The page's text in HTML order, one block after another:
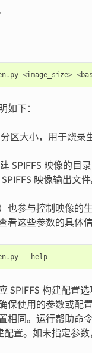
. py <image_size> <
如下：
分区大小，用于烧录
SPIFFS 映像的目录
SPIFFS 映像输出文件
也参与控制映像的
看这些参数的具体
. py -- help
SPIFFS 构建配置
保使用的参数或配
相同。运行帮助命
配置。如未指定参